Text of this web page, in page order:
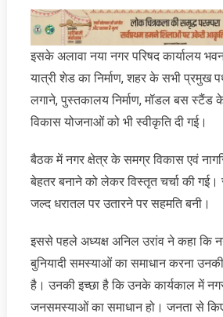
इसके अलावा नया नगर परिषद कार्यालय भवन
यात्री शेड का निर्माण, शहर के सभी प्रमुख
लगाने, पुस्तकालय निर्माण, मॉडल बस स्टैंड के
विकास योजनाओं को भी स्वीकृति दी गई।
बैठक में नगर क्षेत्र के समग्र विकास एवं
बेहतर बनाने को लेकर विस्तृत चर्चा की
जल्द धरातल पर उतारने पर सहमति बनी।
इससे पहले अध्यक्ष अनिल उरांव ने कहा कि
बुनियादी समस्याओं का समाधान करना
है। उनकी इच्छा है कि उनके कार्यकाल में
जनसमस्याओं का समाधान हो। जनता से किए